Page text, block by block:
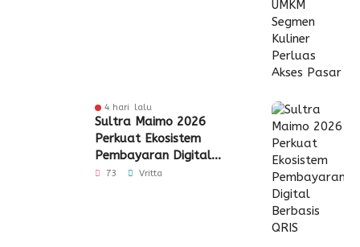
4 hari lalu
Sultra Maimo 2026
Perkuat Ekosistem
Pembayaran Digital
Berbasis QRIS
73 Vritta